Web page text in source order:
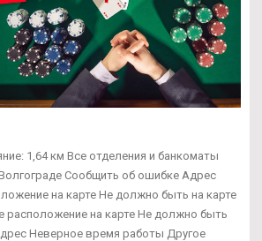
1,64 км Все отделения и банкоматы
Сообщить об ошибке Адрес
на карте Не должно быть на карте
расположение на карте Не должно быть
Неверное время работы Другое